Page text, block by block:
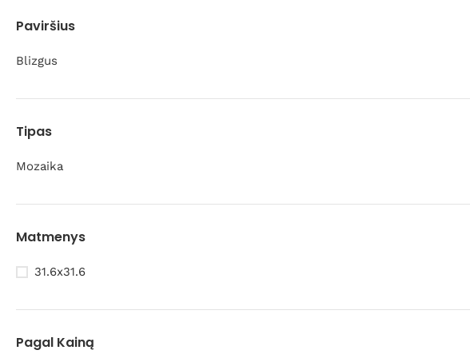
Paviršius
Blizgus
Tipas
Mozaika
Matmenys
31.6x31.6
Pagal Kainą